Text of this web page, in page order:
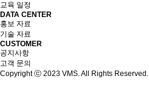
교육 일정
DATA CENTER
홍보 자료
기술 자료
CUSTOMER
공지사항
고객 문의
Copyright ⓒ 2023 VMS. All Rights Reserved.